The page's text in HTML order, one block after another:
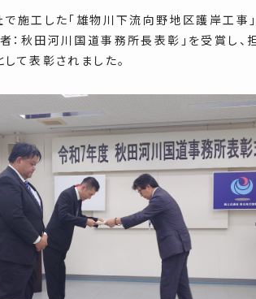
で施工した「雄物川下流向野地区護岸工
：秋田河川国道事務所長表彰」を受賞
して表彰されました。